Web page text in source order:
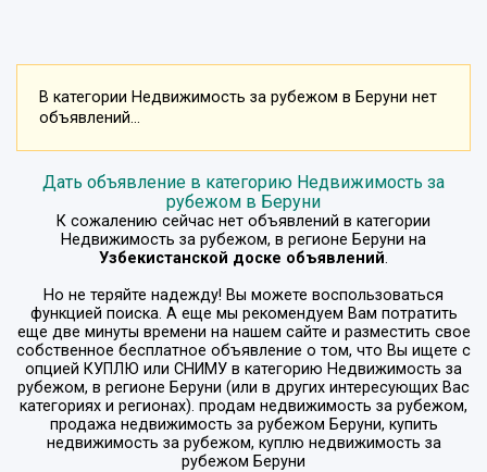
В категории Недвижимость за рубежом в Беруни нет
объявлений...
Дать объявление в категорию Недвижимость за
рубежом в Беруни
К сожалению сейчас нет объявлений в категории
Недвижимость за рубежом, в регионе Беруни на
Узбекистанской доске объявлений.
Но не теряйте надежду! Вы можете воспользоваться
функцией поиска. А еще мы рекомендуем Вам потратить
еще две минуты времени на нашем сайте и разместить свое
собственное бесплатное объявление о том, что Вы ищете с
опцией КУПЛЮ или СНИМУ в категорию Недвижимость за
рубежом, в регионе Беруни (или в других интересующих Вас
категориях и регионах). продам недвижимость за рубежом,
продажа недвижимость за рубежом Беруни, купить
недвижимость за рубежом, куплю недвижимость за
рубежом Беруни